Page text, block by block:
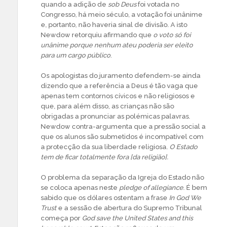
quando a adição de sob Deusfoi votada no
Congresso, há meio século, a votação foi unânime
e, portanto, não haveria sinal de divisão. A isto
Newdow retorquiu afirmando que o voto só foi
unânime porque nenhum ateu poderia ser eleito
para um cargo público.
Os apologistas do juramento defendem-se ainda
dizendo que a referência a Deus é tão vaga que
apenas tem contornos cívicos e não religiosos e
que, para além disso, as crianças não são
obrigadas a pronunciar as polémicas palavras.
Newdow contra-argumenta que a pressão social a
que os alunos são submetidos é incompatível com
a protecção da sua liberdade religiosa. O Estado
tem de ficar totalmente fora [da religião].
O problema da separação da Igreja do Estado não
se coloca apenas neste pledge of allegiance. É bem
sabido que os dólares ostentam a frase In God We
Truste a sessão de abertura do Supremo Tribunal
começa por God save the United States and this